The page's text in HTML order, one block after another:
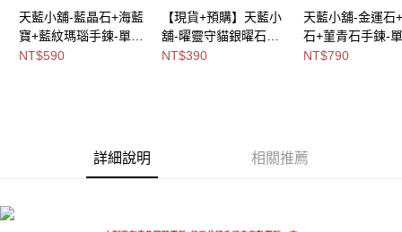
天藍小舖-藍晶石+海藍
寶+藍紋瑪瑙手鍊-單1
款-$590【A31310172
NT$590
【現貨+預購】天藍小
舖-曜靈守貓銀曜石編
織手鍊-單1款
NT$390
天藍小舖-金運石
石+菫青石手鍊-
款-$790【
NT$790
詳細說明 相關推薦